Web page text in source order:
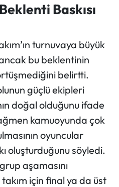
Baskısı
turnuvaya büyük
bu beklentinin
belirtti.
güçlü ekipleri
doğal olduğunu ifade
kamuoyunda çok
oyuncular
oluşturduğunu söyledi.
aşamasını
için final ya da üst